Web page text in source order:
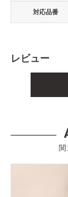
対応品番
レビュー